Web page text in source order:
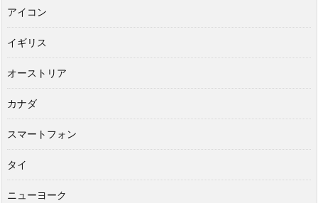
アイコン
イギリス
オーストリア
カナダ
スマートフォン
タイ
ニューヨーク